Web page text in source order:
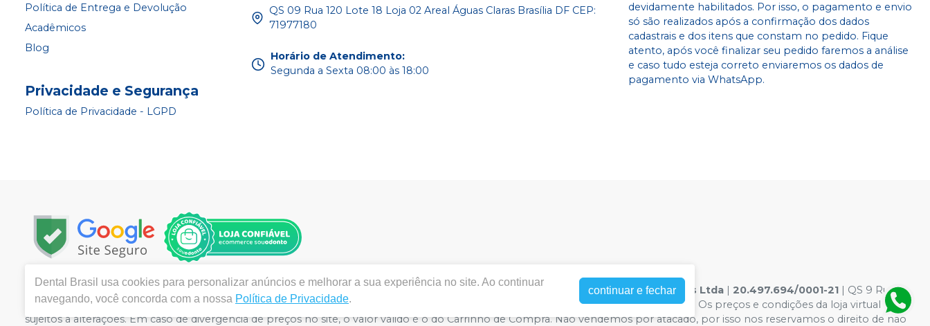
Política de Entrega e Devolução
Acadêmicos
Blog
Privacidade e Segurança
Política de Privacidade - LGPD
QS 09 Rua 120 Lote 18 Loja 02 Areal Águas Claras Brasília DF CEP:
71977180
Horário de Atendimento:
Segunda a Sexta 08:00 às 18:00
devidamente habilitados. Por isso, o pagamento e envio
só são realizados após a confirmação dos dados
cadastrais e dos itens que constam no pedido. Fique
atento, após você finalizar seu pedido faremos a análise
e caso tudo esteja correto enviaremos os dados de
pagamento via WhatsApp.
Copyright © 2024 | Todos os direitos reservados | www.dentalbrasildf.com.br |Dental Brasil Comercio de Materiais Odontologicos Ltda | 20.497.694/0001-21 | QS 9 Rua
120 Lote 18 Loja 02 - Areal - Águas Claras, Brasília / DF, 71977-180 | Política de Privacidade e Segurança - Fotos meramente ilustrativas - Os preços e condições da loja virtual estão
sujeitos a alterações. Em caso de divergência de preços no site, o valor válido é o do Carrinho de Compra. Não vendemos por atacado, por isso nos reservamos o direito de não
Dental Brasil usa cookies para personalizar anúncios e melhorar a sua experiência no site. Ao continuar
navegando, você concorda com a nossa Política de Privacidade.
continuar e fechar